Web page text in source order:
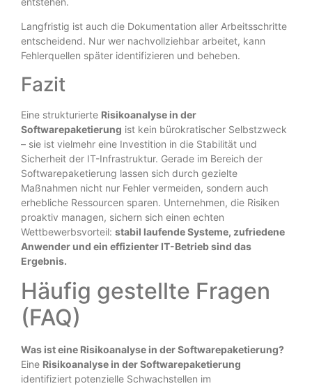
Langfristig ist auch die Dokumentation aller Arbeitsschritte
entscheidend. Nur wer nachvollziehbar arbeitet, kann
Fehlerquellen später identifizieren und beheben.
Fazit
Eine strukturierte Risikoanalyse in der
Softwarepaketierung ist kein bürokratischer Selbstzweck
– sie ist vielmehr eine Investition in die Stabilität und
Sicherheit der IT-Infrastruktur. Gerade im Bereich der
Softwarepaketierung lassen sich durch gezielte
Maßnahmen nicht nur Fehler vermeiden, sondern auch
erhebliche Ressourcen sparen. Unternehmen, die Risiken
proaktiv managen, sichern sich einen echten
Wettbewerbsvorteil: stabil laufende Systeme, zufriedene
Anwender und ein effizienter IT-Betrieb sind das
Ergebnis.
Häufig gestellte Fragen
(FAQ)
Was ist eine Risikoanalyse in der Softwarepaketierung?
Eine Risikoanalyse in der Softwarepaketierung
identifiziert potenzielle Schwachstellen im